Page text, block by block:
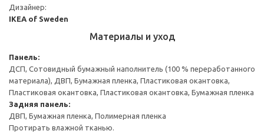
Дизайнер:
IKEA of Sweden
Материалы и уход
Панель:
ДСП, Сотовидный бумажный наполнитель (100 % переработанного
материала), ДВП, Бумажная пленка, Пластиковая окантовка,
Пластиковая окантовка, Пластиковая окантовка, Бумажная пленка
Задняя панель:
ДВП, Бумажная пленка, Полимерная пленка
Протирать влажной тканью.